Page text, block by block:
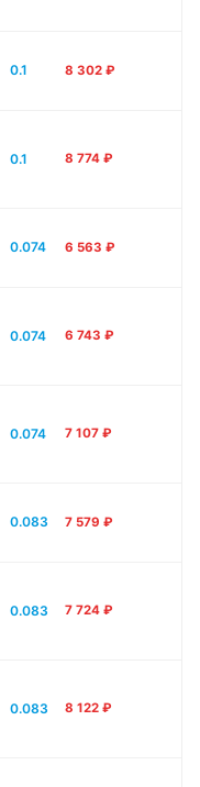
0.1 8 302 ₽
0.1 8 774 ₽
0.074 6 563 ₽
0.074 6 743 ₽
0.074 7 107 ₽
0.083 7 579 ₽
0.083 7 724 ₽
0.083 8 122 ₽